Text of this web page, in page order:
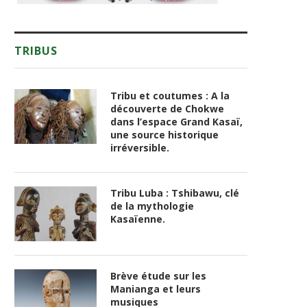
TRIBUS
Tribu et coutumes : A la
découverte de Chokwe
dans l’espace Grand Kasaï,
une source historique
irréversible.
Tribu Luba : Tshibawu, clé
de la mythologie
Kasaïenne.
Brève étude sur les
Manianga et leurs
musiques